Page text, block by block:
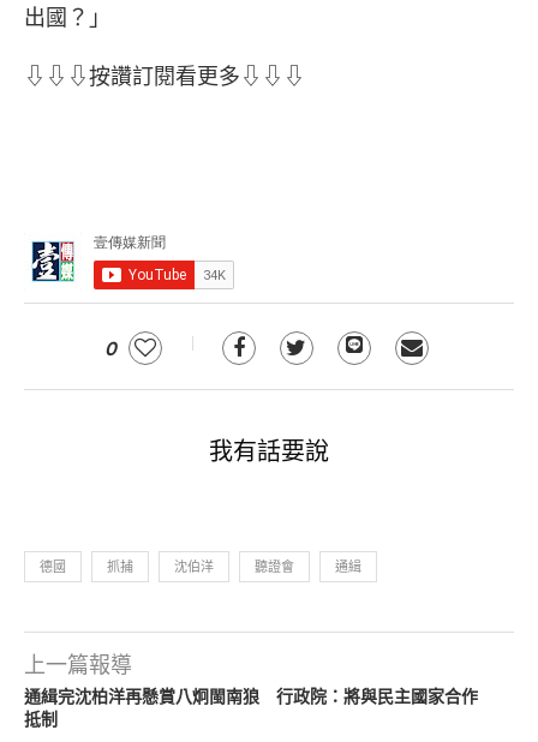
出國？」
⇩⇩⇩按讚訂閱看更多⇩⇩⇩
0
我有話要說
德國 抓捕 沈伯洋 聽證會 通緝
上一篇報導
通緝完沈柏洋再懸賞八炯閩南狼 行政院：將與民主國家合作
抵制